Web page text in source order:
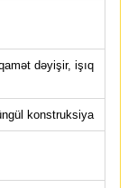
dəyişir, işıq
konstruksiya